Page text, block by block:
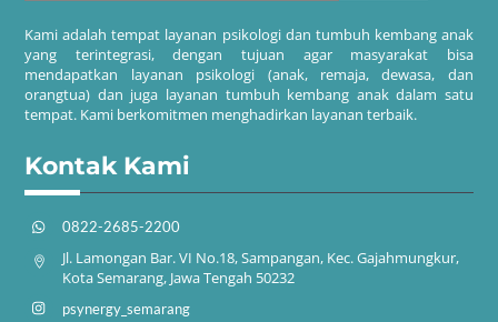
Kami adalah tempat layanan psikologi dan tumbuh kembang anak
yang terintegrasi, dengan tujuan agar masyarakat bisa
mendapatkan layanan psikologi (anak, remaja, dewasa, dan
orangtua) dan juga layanan tumbuh kembang anak dalam satu
tempat. Kami berkomitmen menghadirkan layanan terbaik.
Kontak Kami
0822-2685-2200
Jl. Lamongan Bar. VI No.18, Sampangan, Kec. Gajahmungkur,
Kota Semarang, Jawa Tengah 50232
psynergy_semarang